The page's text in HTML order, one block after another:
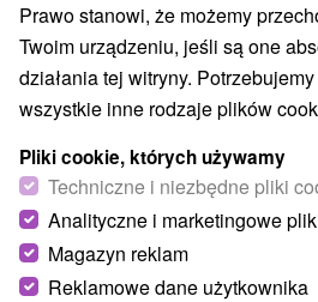
Prawo stanowi, że możemy
Twoim urządzeniu, jeśli są one
działania tej witryny.
wszystkie inne rodzaje plików
Pliki cookie, których używamy
Techniczne i niezbędne pliki
Analityczne i marketingowe
Magazyn reklam
Reklamowe dane użytkownika